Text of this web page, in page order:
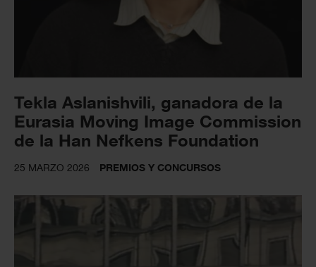
Tekla Aslanishvili, ganadora de la
Eurasia Moving Image Commission
de la Han Nefkens Foundation
25 MARZO 2026 PREMIOS Y CONCURSOS